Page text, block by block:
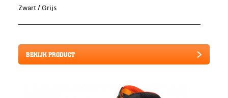
Zwart / Grijs
BEKIJK PRODUCT